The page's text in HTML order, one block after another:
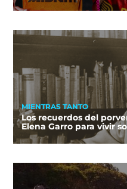
MIENTRAS TANTO
Los recuerdos del
Elena Garro para vivir